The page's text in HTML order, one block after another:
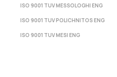
ISO 9001 TUV MESSOLOGHI ENG
ISO 9001 TUV POLICHNITOS ENG
ISO 9001 TUV MESI ENG